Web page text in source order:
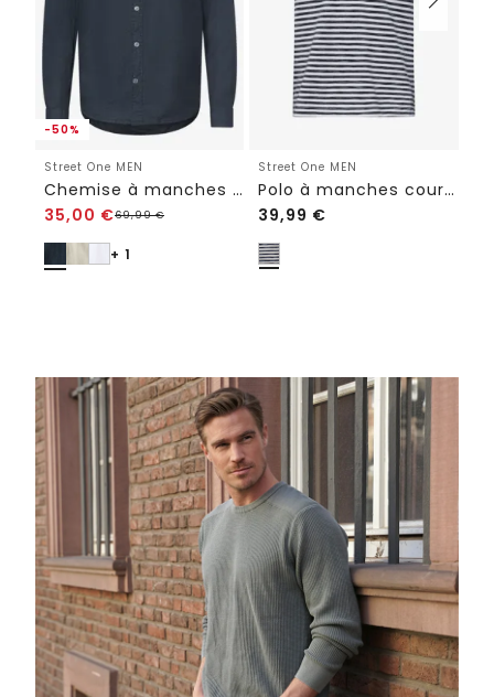
-50%
Street One MEN
Chemise à manches longues en lin
35,00 €69,99€
+ 1
Street One MEN
Polo à manches courtes en structure piquée
39,99 €